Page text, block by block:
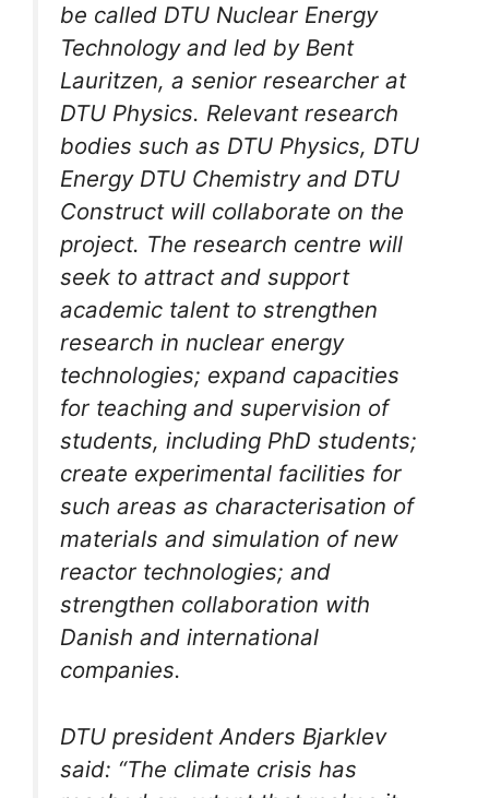
be called DTU Nuclear Energy
Technology and led by Bent
Lauritzen, a senior researcher at
DTU Physics. Relevant research
bodies such as DTU Physics, DTU
Energy DTU Chemistry and DTU
Construct will collaborate on the
project. The research centre will
seek to attract and support
academic talent to strengthen
research in nuclear energy
technologies; expand capacities
for teaching and supervision of
students, including PhD students;
create experimental facilities for
such areas as characterisation of
materials and simulation of new
reactor technologies; and
strengthen collaboration with
Danish and international
companies.
DTU president Anders Bjarklev
said: “The climate crisis has